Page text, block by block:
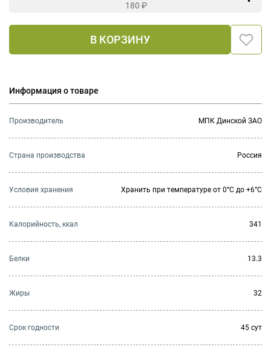
180 ₽
В КОРЗИНУ
Информация о товаре
Производитель МПК Динской ЗАО
Страна производства Россия
Условия хранения Хранить при температуре от 0°С до +6°С
Калорийность, ккал 341
Белки 13.3
Жиры 32
Cрок годности 45 сут